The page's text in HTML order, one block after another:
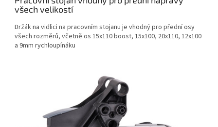
všech velikostí
Držák na vidlici na pracovním stojanu je vhodný pro přední osy
všech rozměrů, včetně os 15x110 boost, 15x100, 20x110, 12x100
a 9mm rychloupínáku